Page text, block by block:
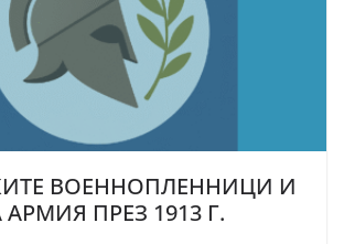
ВОЕННОПЛЕННИЦИ И
ПРЕЗ 1913 Г.